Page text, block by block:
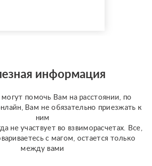
конкретную задачу
(Классическое Таро
Таро ...
информация
помочь Вам на расстоянии, по
Вам не обязательно приезжать к
ним
не участвует во взвиморасчетах. Все,
с магом, остается только
между вами